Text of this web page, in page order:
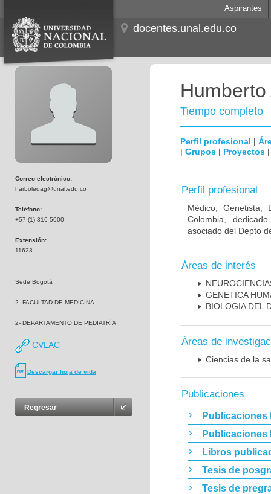
Aspirantes
docentes.unal.edu.co
Correo electrónico:
harboledag@unal.edu.co
Teléfono:
+57 (1) 316 5000
Extensión:
11623
Sede Bogotá
2- FACULTAD DE MEDICINA
2- DEPARTAMENTO DE PEDIATRÍA
CVLAC
Descargar hoja de vida
Regresar
Tiempo completo
Perfil profesional |
| Grupos | Proyectos
Perfil profesional
Médico, Genetista,
Colombia,
asociado del Depto
Áreas de interés
GENETICA
BIOLOGIA DEL
Áreas de
Ciencias de la
Publicaciones
Publicaciones
Publicaciones
Libros
Tesis de
Tesis de